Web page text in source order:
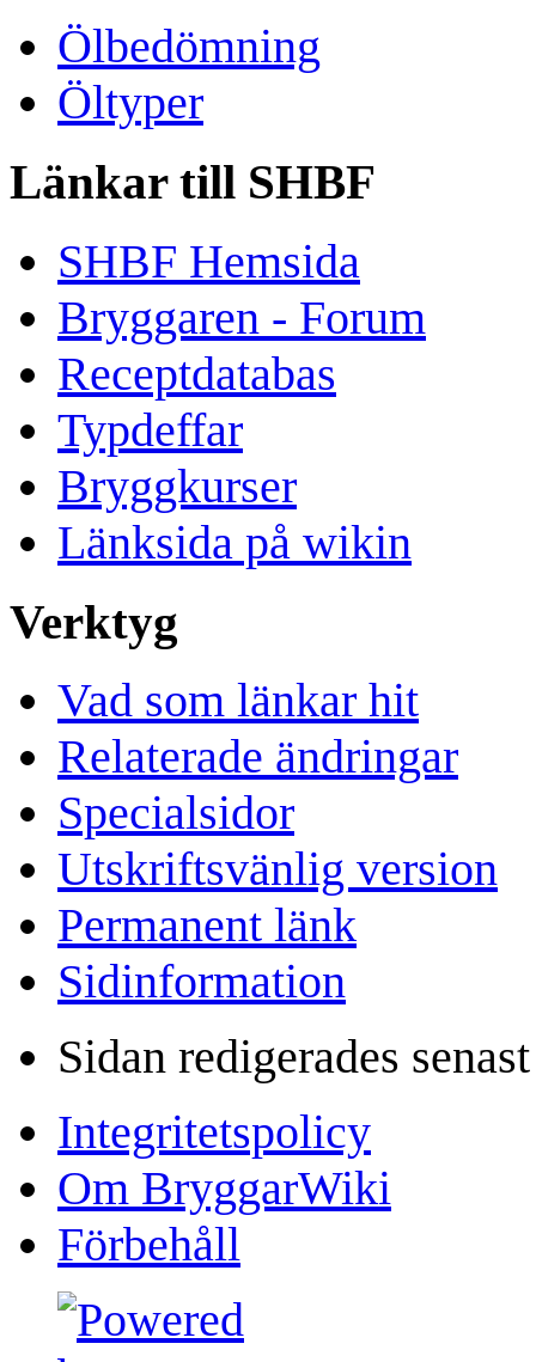
Ölbedömning
Öltyper
Länkar till SHBF
SHBF Hemsida
Bryggaren - Forum
Receptdatabas
Typdeffar
Bryggkurser
Länksida på wikin
Verktyg
Vad som länkar hit
Relaterade ändringar
Specialsidor
Utskriftsvänlig version
Permanent länk
Sidinformation
Sidan redigerades
Integritetspolicy
Om BryggarWiki
Förbehåll